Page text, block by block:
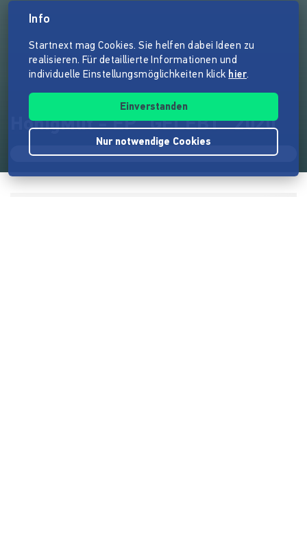
HonigMut - EP "GELEBT" 2020
Info
Startnext mag Cookies. Sie helfen dabei Ideen zu
realisieren. Für detaillierte Informationen und
individuelle Einstellungsmöglichkeiten klick hier.
Einverstanden
Nur notwendige Cookies